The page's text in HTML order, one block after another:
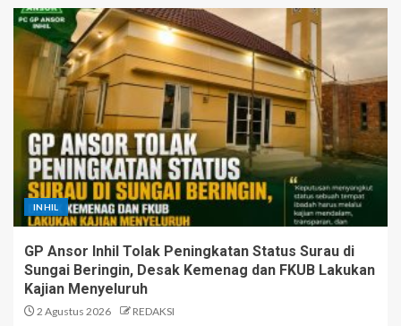
INHIL
GP Ansor Inhil Tolak Peningkatan Status Surau di
Sungai Beringin, Desak Kemenag dan FKUB Lakukan
Kajian Menyeluruh
2 Agustus 2026 REDAKSI